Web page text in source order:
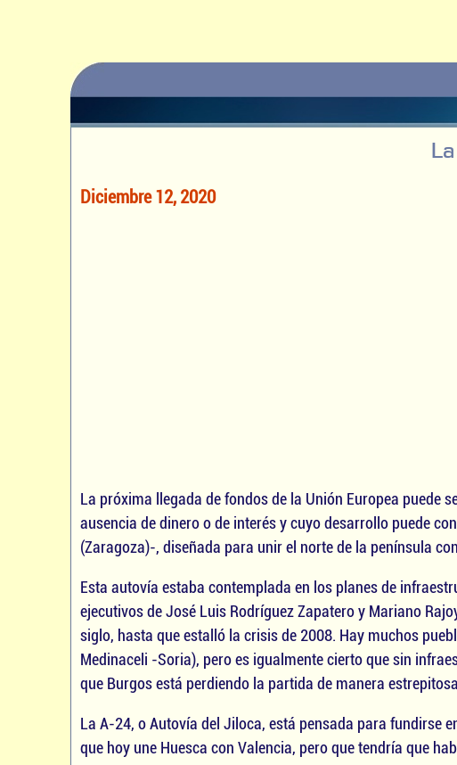
Diciembre 12, 2020
La próxima llegada de fondos de la Unión Europea
ausencia de dinero o de interés y cuyo desarrollo puede
(Zaragoza)-, diseñada para unir el norte de la península
Esta autovía estaba contemplada en los planes de
ejecutivos de José Luis Rodríguez Zapatero y Mariano
siglo, hasta que estalló la crisis de 2008. Hay muchos
Medinaceli -Soria), pero es igualmente cierto que sin
que Burgos está perdiendo la partida de manera
La A-24, o Autovía del Jiloca, está pensada para fundirse
que hoy une Huesca con Valencia, pero que tendría que